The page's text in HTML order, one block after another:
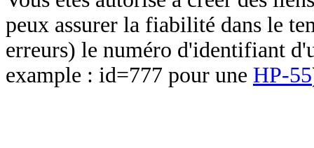
peux assurer la fiabilité dans le
erreurs) le numéro d'identifiant
example : id=777 pour une HP-55